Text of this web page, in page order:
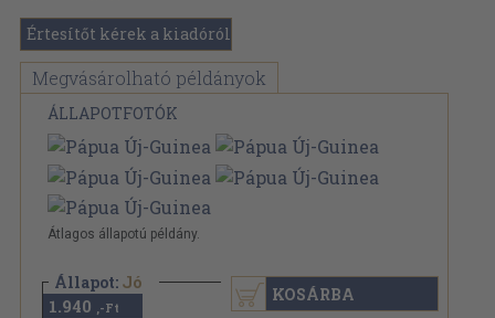
Értesítőt kérek a kiadóról
Megvásárolható példányok
ÁLLAPOTFOTÓK
Átlagos állapotú példány.
Állapot: Jó
1.940 ,-Ft
KOSÁRBA